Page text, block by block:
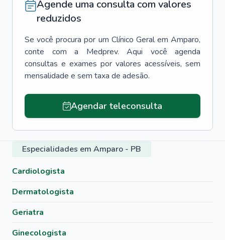
Agende uma consulta com valores
reduzidos
Se você procura por um Clínico Geral em Amparo,
conte com a Medprev. Aqui você agenda
consultas e exames por valores acessíveis, sem
mensalidade e sem taxa de adesão.
Agendar teleconsulta
Especialidades em Amparo - PB
Cardiologista
Dermatologista
Geriatra
Ginecologista